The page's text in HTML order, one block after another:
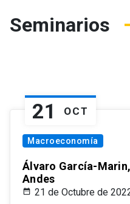
Seminarios
21 OCT
Macroeconomía
Álvaro García-
Andes
21 de Octubre de